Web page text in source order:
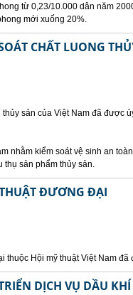
từ 0,23/10.000 dân năm
mới xuống 20%.
CHẤT LUONG
sản của Việt Nam đã được
nhằm kiểm soát vệ sinh an
thụ sản phẩm thủy sản.
ĐƯƠNG ĐẠI
thuộc Hội mỹ thuật Việt Nam
DỊCH VỤ DẦU KHÍ